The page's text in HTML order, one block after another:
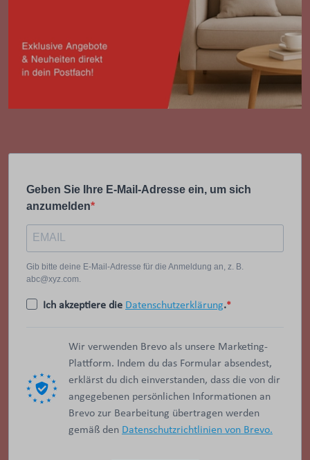
Geben Sie Ihre E-Mail-Adresse ein, um sich
anzumelden
Gib bitte deine E-Mail-Adresse für die Anmeldung an, z. B.
abc@xyz.com.
Ich akzeptiere die Datenschutzerklärung.
Wir verwenden Brevo als unsere Marketing-
Plattform. Indem du das Formular absendest,
erklärst du dich einverstanden, dass die von dir
angegebenen persönlichen Informationen an
Brevo zur Bearbeitung übertragen werden
gemäß den Datenschutzrichtlinien von Brevo.